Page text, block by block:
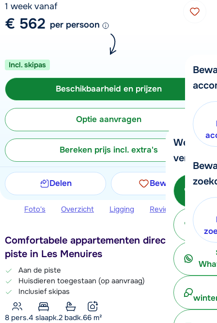
We
verder!
Bel
1 week vanaf
€ 562 per persoon
Incl. skipas
Beschikbaarheid en prijzen
Optie aanvragen
Bereken prijs incl. extra's
Delen Bewaren
Foto's Overzicht Ligging Reviews
Comfortabele appartementen direct aan de
piste in Les Menuires
Aan de piste
Huisdieren toegestaan (op aanvraag)
Inclusief skipas
8 pers.4 slaapk.2 badk.66 m²